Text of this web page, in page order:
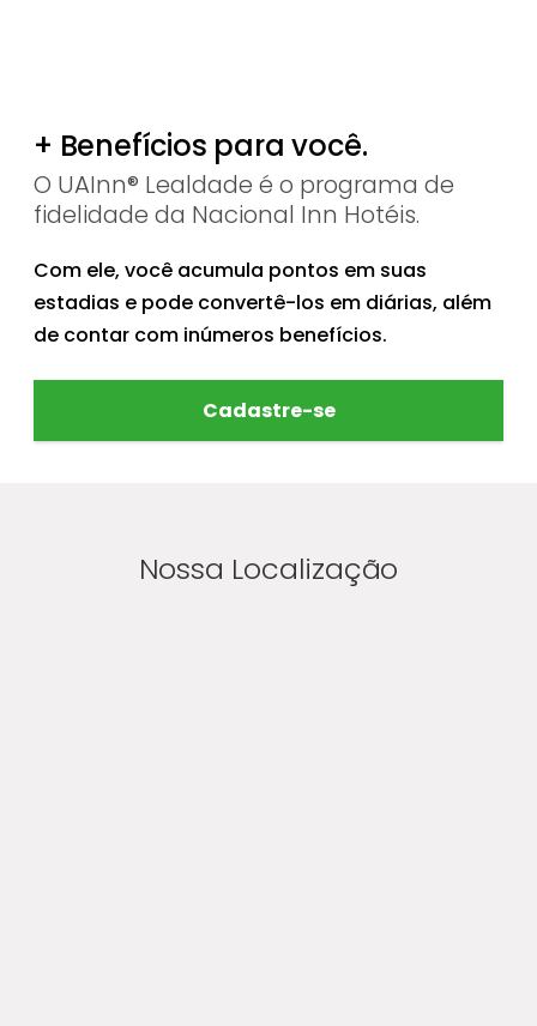
+ Benefícios para você.
O UAInn® Lealdade é o programa de
fidelidade da Nacional Inn Hotéis.
Com ele, você acumula pontos em suas
estadias e pode convertê-los em diárias, além
de contar com inúmeros benefícios.
Cadastre-se
Nossa Localização